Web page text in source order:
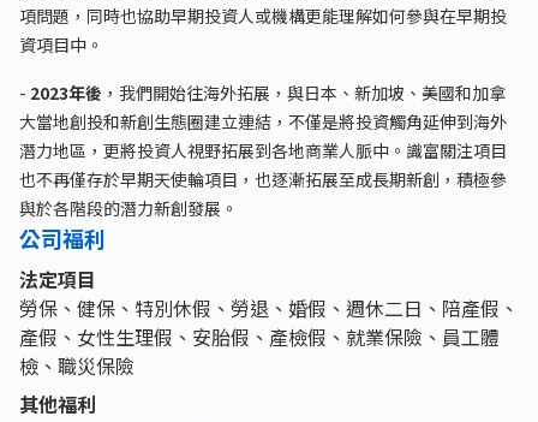
項問題，同時也協助早期投資人或機構更能理解如何參與在早期投
資項目中。
- 2023年後 ，我們開始往海外拓展，與日本、新加坡、美國和加拿
大當地創投和新創生態圈建立連結，不僅是將投資觸角延伸到海外
潛力地區，更將投資人視野拓展到各地商業人脈中。識富關注項目
也不再僅存於早期天使輪項目，也逐漸拓展至成長期新創，積極參
與於各階段的潛力新創發展。
公司福利
法定項目
勞保、健保、特別休假、勞退、婚假、週休二日、陪產假、
產假、女性生理假、安胎假、產檢假、就業保險、員工體
檢、職災保險
其他福利